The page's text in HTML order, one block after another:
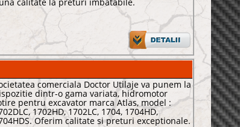
comerciala Doctor Utilaje va punem la
dintr-o gama variata, hidromotor
pentru excavator marca Atlas, model :
1702HD, 1702LC, 1704, 1704HD,
Oferim calitate si preturi exceptionale.